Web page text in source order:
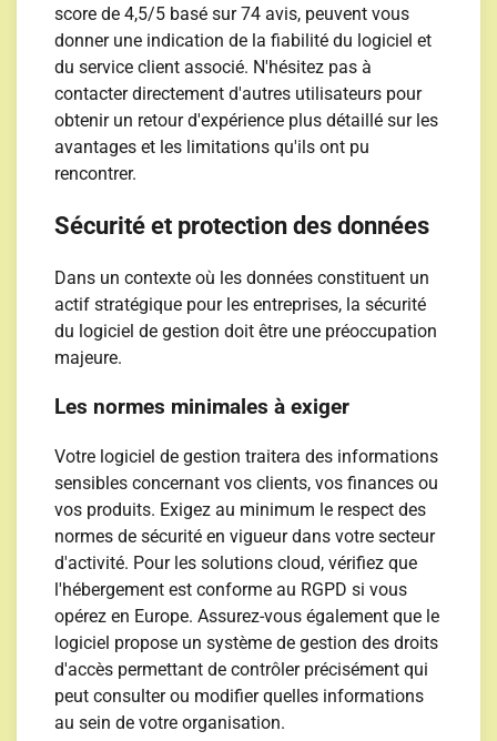
score de 4,5/5 basé sur 74 avis, peuvent vous
donner une indication de la fiabilité du logiciel et
du service client associé. N'hésitez pas à
contacter directement d'autres utilisateurs pour
obtenir un retour d'expérience plus détaillé sur les
avantages et les limitations qu'ils ont pu
rencontrer.
Sécurité et protection des données
Dans un contexte où les données constituent un
actif stratégique pour les entreprises, la sécurité
du logiciel de gestion doit être une préoccupation
majeure.
Les normes minimales à exiger
Votre logiciel de gestion traitera des informations
sensibles concernant vos clients, vos finances ou
vos produits. Exigez au minimum le respect des
normes de sécurité en vigueur dans votre secteur
d'activité. Pour les solutions cloud, vérifiez que
l'hébergement est conforme au RGPD si vous
opérez en Europe. Assurez-vous également que le
logiciel propose un système de gestion des droits
d'accès permettant de contrôler précisément qui
peut consulter ou modifier quelles informations
au sein de votre organisation.